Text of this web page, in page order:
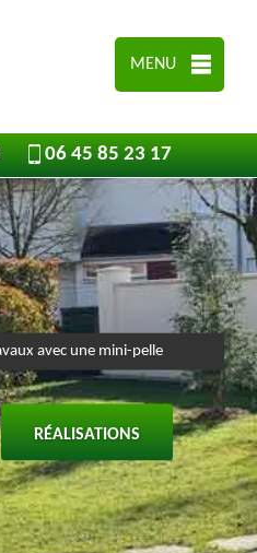
MENU
06 45 85 23 17
avec une mini-pelle
RÉALISATIONS